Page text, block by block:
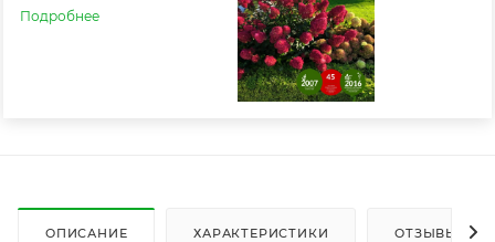
Подробнее
ОПИСАНИЕ ХАРАКТЕРИСТИКИ ОТЗЫВЫ